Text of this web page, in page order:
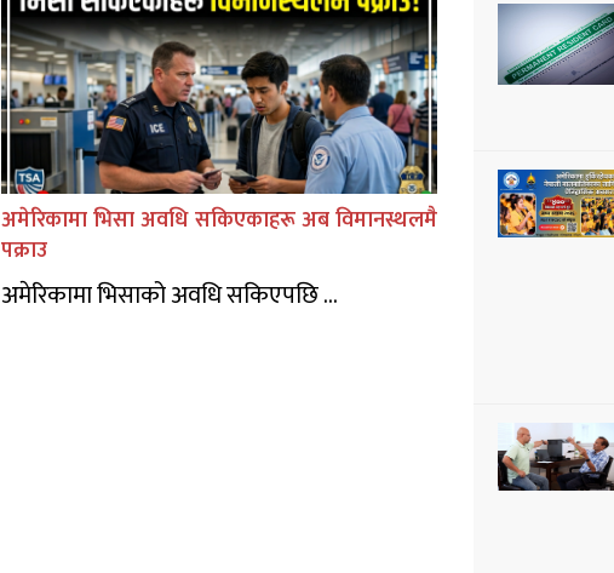
अमेरिकामा भिसा अवधि सकिएकाहरू अब विमानस्थलमै
पक्राउ
अमेरिकामा भिसाको अवधि सकिएपछि ...